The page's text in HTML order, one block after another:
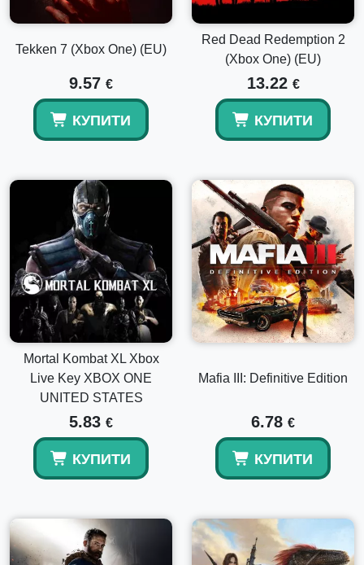
Tekken 7 (Xbox One) (EU)
9.57 €
КУПИТИ
Red Dead Redemption 2
(Xbox One) (EU)
13.22 €
КУПИТИ
Mortal Kombat XL Xbox
Live Key XBOX ONE
UNITED STATES
5.83 €
КУПИТИ
Mafia III: Definitive Edition
6.78 €
КУПИТИ